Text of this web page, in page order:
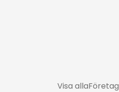
Visa allaFöretag